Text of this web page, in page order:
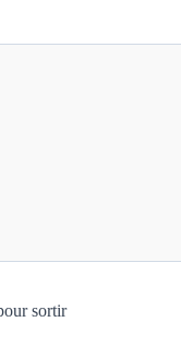
sortir